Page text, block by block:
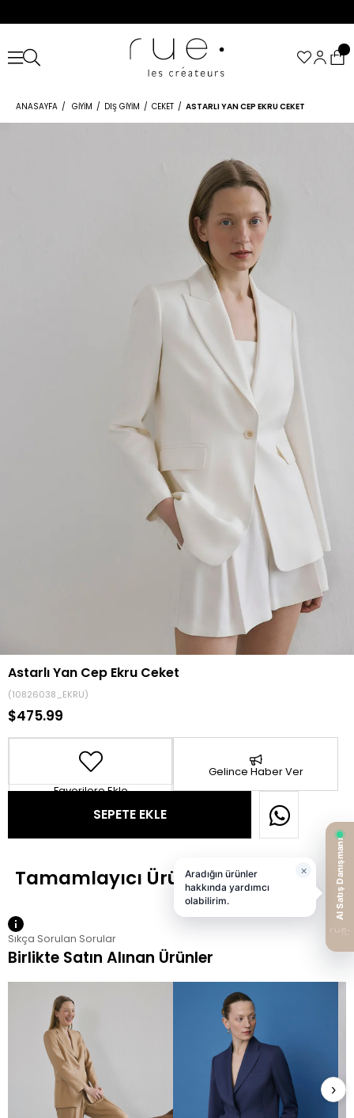
ANASAYFA GIYIM DIŞ GIYIM CEKET ASTARLI YAN CEP EKRU CEKET
Astarlı Yan Cep Ekru Ceket
(10826038_EKRU)
$475.99
Favorilere Ekle
Gelince Haber Ver
Sıkça Sorulan Sorular
Birlikte Satın Alınan Ürünler
›